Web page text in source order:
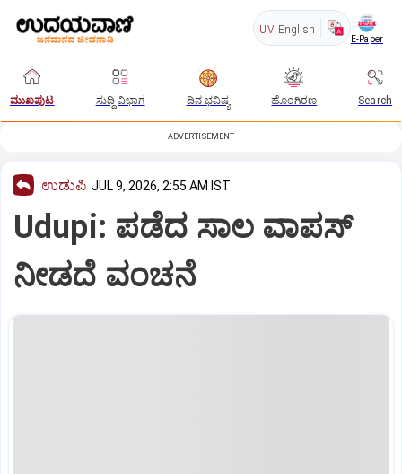
UV English
E-Paper
ಮುಖಪುಟ ಸುದ್ದಿ ವಿಭಾಗ ದಿನ ಭವಿಷ್ಯ ಹೊಂಗಿರಣ Search
ADVERTISEMENT
ಉಡುಪಿ JUL 9, 2026, 2:55 AM IST
Udupi: ಪಡೆದ ಸಾಲ ವಾಪಸ್‌
ನೀಡದೆ ವಂಚನೆ